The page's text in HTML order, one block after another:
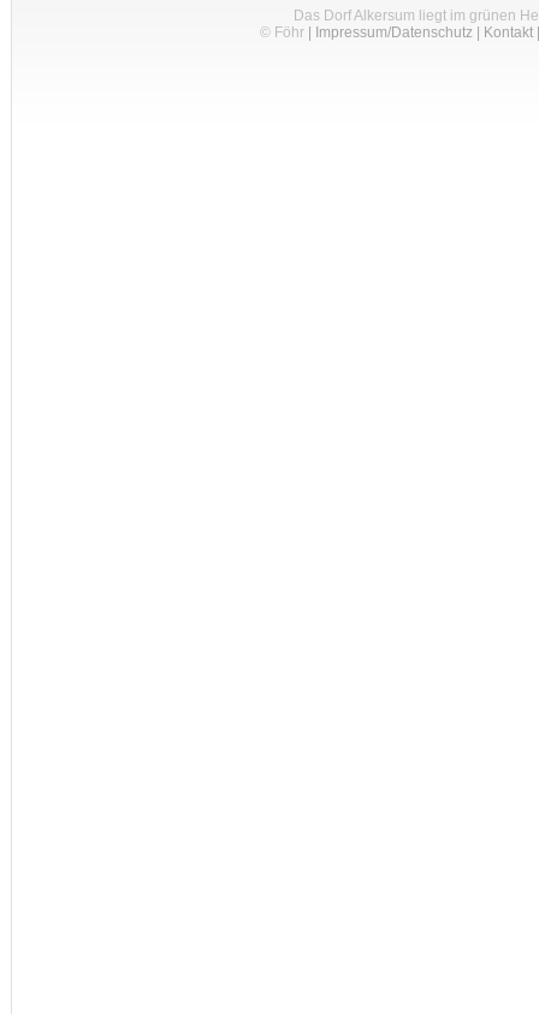
Das Dorf Alkersum liegt im grünen
© Föhr| Impressum/Datenschutz| Kontakt